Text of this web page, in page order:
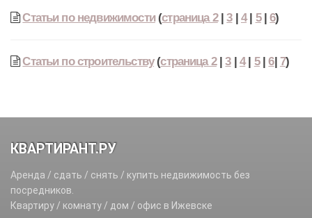
Статьи по недвижимости(страница 2|3| 4| 5|6)
Статьи по строительству(страница 2|3|4| 5|6| 7)
КВАРТИРАНТ.РУ
Аренда / сдать / снять / купить недвижимость без
посредников.
Квартиру / комнату / дом / офис в Ижевске